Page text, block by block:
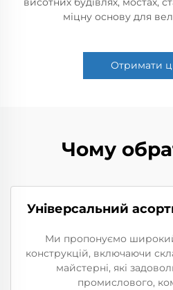
міцну основу для
Отримати
Чому
Універсальний
Ми пропонуємо
конструкцій, включаючи
майстерні, які
промислового,